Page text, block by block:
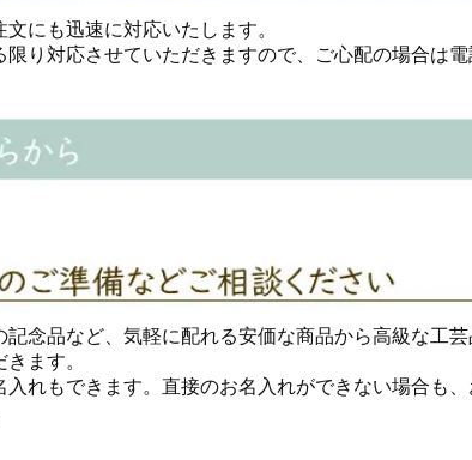
にも迅速に対応いたします。
り対応させていただきますので、ご心配の場合は
念品など、気軽に配れる安価な商品から高級な工
ます。
れもできます。直接のお名入れができない場合も、